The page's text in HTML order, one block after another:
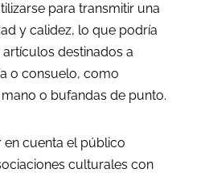
para transmitir una
y calidez, lo que podría
destinados a
o consuelo, como
o bufandas de punto.
en cuenta el público
culturales con